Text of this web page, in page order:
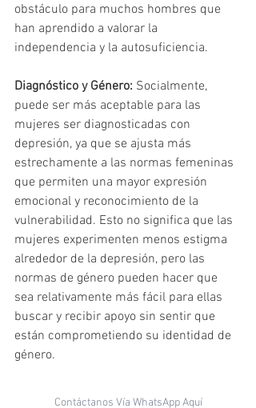
obstáculo para muchos hombres que
han aprendido a valorar la
independencia y la autosuficiencia.
Diagnóstico y Género: Socialmente,
puede ser más aceptable para las
mujeres ser diagnosticadas con
depresión, ya que se ajusta más
estrechamente a las normas femeninas
que permiten una mayor expresión
emocional y reconocimiento de la
vulnerabilidad. Esto no significa que las
mujeres experimenten menos estigma
alrededor de la depresión, pero las
normas de género pueden hacer que
sea relativamente más fácil para ellas
buscar y recibir apoyo sin sentir que
están comprometiendo su identidad de
género.
Contáctanos Vía WhatsApp Aquí